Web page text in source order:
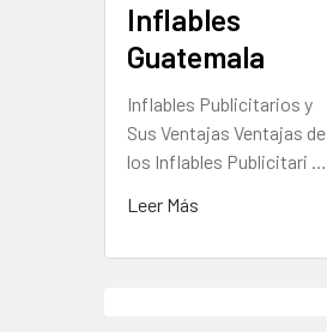
Inflables
Guatemala
Inflables Publicitarios y
Sus Ventajas Ventajas de
los Inflables Publicitari …
Leer Más